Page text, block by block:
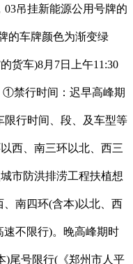
吊挂新能源公用号牌的
的车牌颜色为渐变绿
货车)8月7日上午11:30
①禁行时间：迟早高峰期
限行时间、段、及车型等
西、南三环以北、西三
市防洪排涝工程扶植想
南四环(含本)以北、西
速不限行)。晚高峰期时
)尾号限行(《郑州市人平